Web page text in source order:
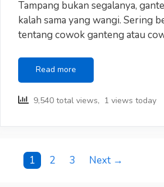
Tampang bukan segalanya,
kalah sama yang wangi. Sering
tentang cowok ganteng atau
Read more
Pandangan
dan
atau
Wangi
9,540 total views, 1 views today
Post
1 2 3 Next →